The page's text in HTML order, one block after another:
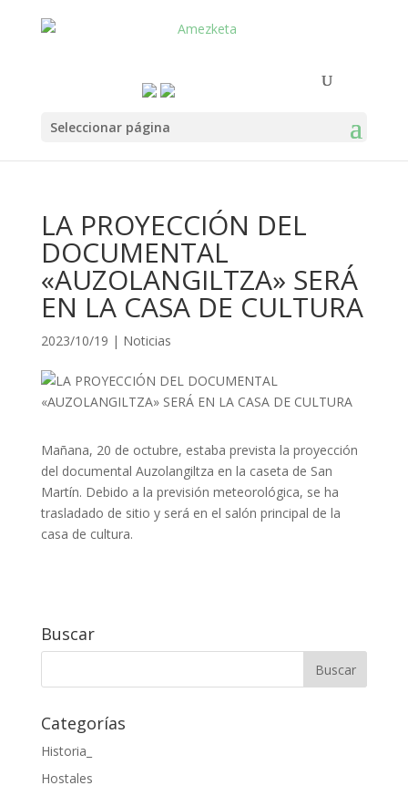
Seleccionar página
LA PROYECCIÓN DEL
DOCUMENTAL
«AUZOLANGILTZA» SERÁ
EN LA CASA DE CULTURA
2023/10/19 | Noticias
Mañana, 20 de octubre, estaba prevista la proyección
del documental Auzolangiltza en la caseta de San
Martín. Debido a la previsión meteorológica, se ha
trasladado de sitio y será en el salón principal de la
casa de cultura.
Buscar
Categorías
Historia_
Hostales